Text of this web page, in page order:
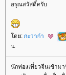
อรุณสวัสดิ์ครับ
ดย: กะว่าก๋า
น.
นักท่องเที่ยวจีนเข้ามา